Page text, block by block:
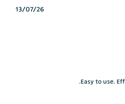
Easy to use.
תאריך
13/07/26